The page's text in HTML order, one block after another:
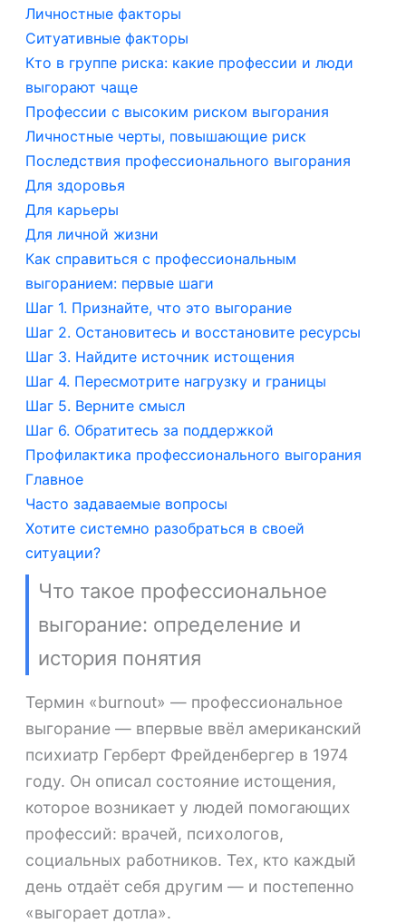
Личностные факторы
Ситуативные факторы
Кто в группе риска: какие профессии и люди
выгорают чаще
Профессии с высоким риском выгорания
Личностные черты, повышающие риск
Последствия профессионального выгорания
Для здоровья
Для карьеры
Для личной жизни
Как справиться с профессиональным
выгоранием: первые шаги
Шаг 1. Признайте, что это выгорание
Шаг 2. Остановитесь и восстановите ресурсы
Шаг 3. Найдите источник истощения
Шаг 4. Пересмотрите нагрузку и границы
Шаг 5. Верните смысл
Шаг 6. Обратитесь за поддержкой
Профилактика профессионального выгорания
Главное
Часто задаваемые вопросы
Хотите системно разобраться в своей
ситуации?
Что такое профессиональное
выгорание: определение и
история понятия
Термин «burnout» — профессиональное
выгорание — впервые ввёл американский
психиатр Герберт Фрейденбергер в 1974
году. Он описал состояние истощения,
которое возникает у людей помогающих
профессий: врачей, психологов,
социальных работников. Тех, кто каждый
день отдаёт себя другим — и постепенно
«выгорает дотла».